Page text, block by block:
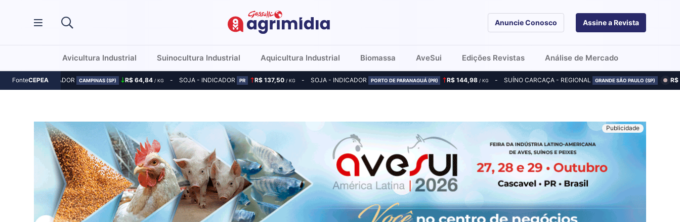
Anuncie Conosco Assine a Revista
Avicultura Industrial Suinocultura Industrial Aquicultura Industrial Biomassa AveSui Edições Revistas Análise de Mercado
FonteCEPEA
MILHO - INDICADOR CAMPINAS (SP) R$ 64,84 / KG SOJA - INDICADOR PR R$ 137,50/ KG SOJA - INDICADOR PORTO DE PARANAGUÁ (PR) R$ 144,98 / KG SUÍNO CARCAÇA - REGIONAL GRANDE SÃO PAULO (SP)